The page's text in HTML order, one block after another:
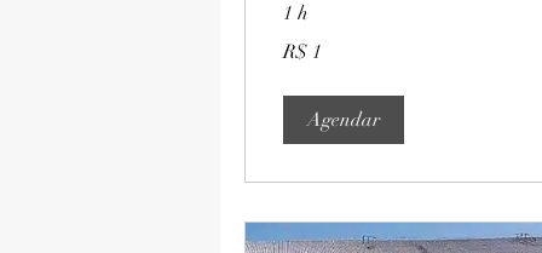
1 h
Real
R$ 1
Agendar